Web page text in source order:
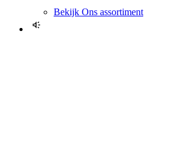
Bekijk Ons assortiment